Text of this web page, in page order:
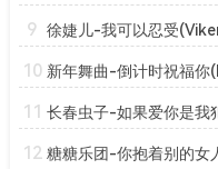
9 徐婕儿-我可以忍受
10 新年舞曲-倒计时祝福你
11 长春虫子-如果爱你是我
12 糖糖乐团-你抱着别的女